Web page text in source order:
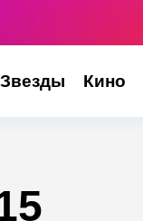
Звезды Кино